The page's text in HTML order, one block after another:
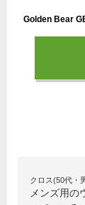
クロス(50代・
メンズ用の